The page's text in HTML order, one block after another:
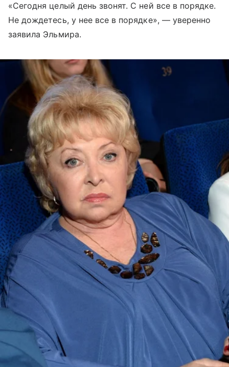
«Сегодня целый день звонят. С ней все в порядке.
Не дождетесь, у нее все в порядке», — уверенно
заявила Эльмира.